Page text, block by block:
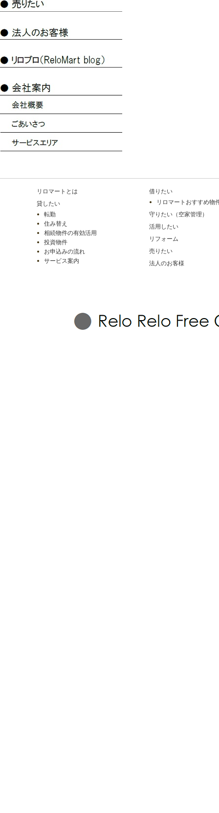
リロマートとは
貸したい
転勤
住み替え
相続物件の有効活用
投資物件
お申込みの流れ
サービス案内
借りたい
リロマートおすすめ物
守りたい（空家管理）
活用したい
リフォーム
売りたい
法人のお客様